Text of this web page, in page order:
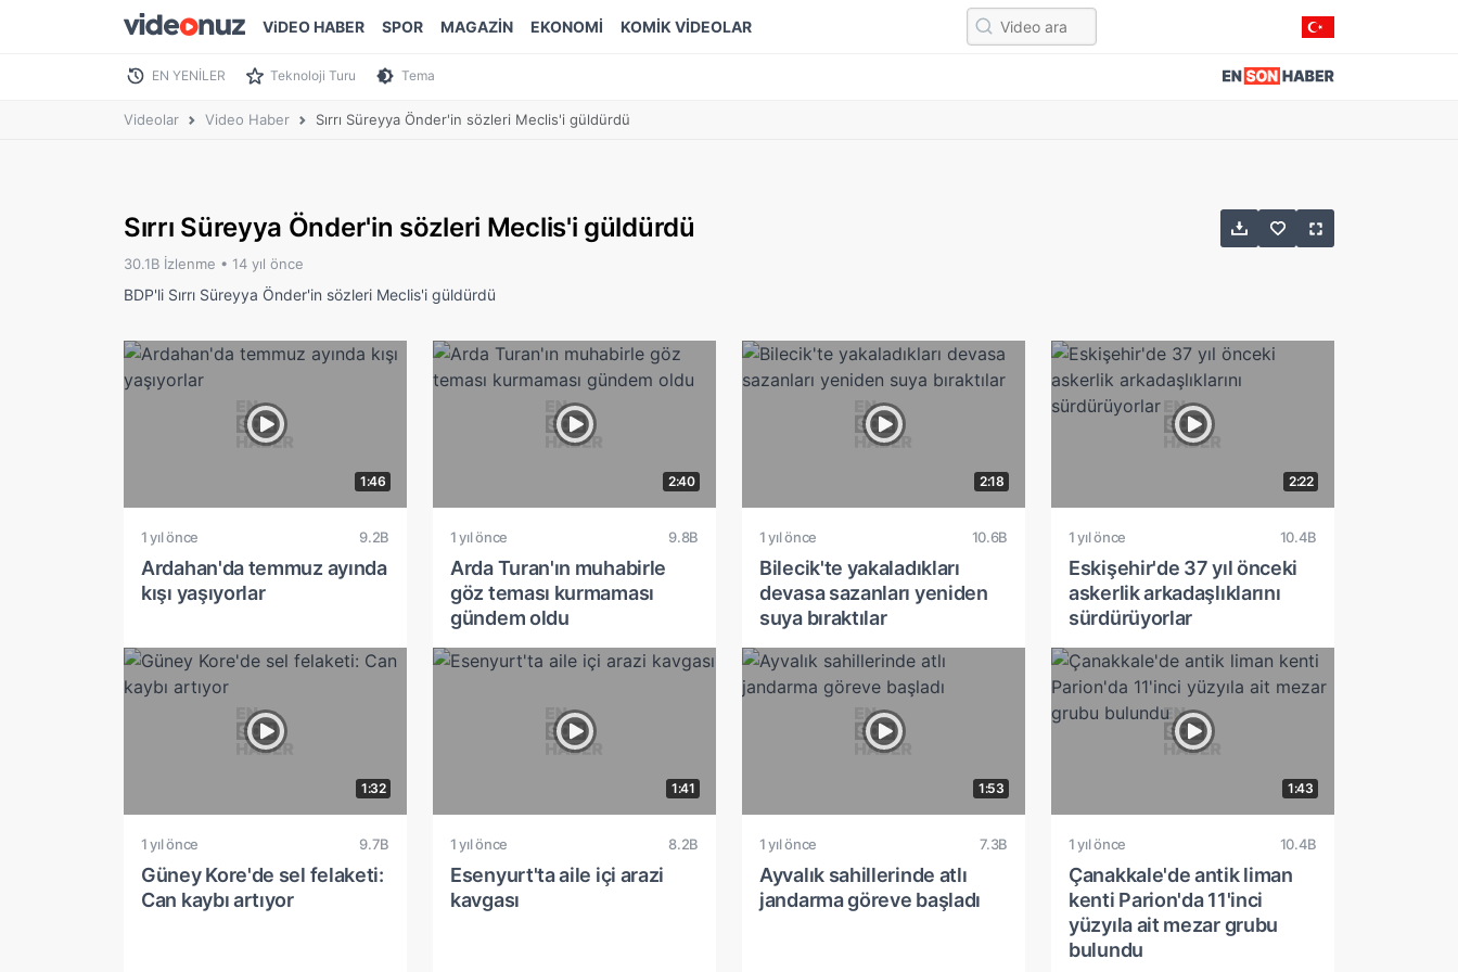
ViDEO HABER SPOR MAGAZİN EKONOMİ KOMİK VİDEOLAR
EN YENİLER Teknoloji Turu Tema
Videolar Video Haber Sırrı Süreyya Önder'in sözleri Meclis'i güldürdü
Sırrı Süreyya Önder'in sözleri Meclis'i güldürdü
30.1B İzlenme • 14 yıl önce
BDP'li Sırrı Süreyya Önder'in sözleri Meclis'i güldürdü
1:46
1 yıl önce 9.2B
Ardahan'da temmuz ayında
kışı yaşıyorlar
2:40
1 yıl önce 9.8B
Arda Turan'ın muhabirle
göz teması kurmaması
gündem oldu
2:18
1 yıl önce 10.6B
Bilecik'te yakaladıkları
devasa sazanları yeniden
suya bıraktılar
2:22
1 yıl önce 10.4B
Eskişehir'de 37 yıl önceki
askerlik arkadaşlıklarını
sürdürüyorlar
1:32
1 yıl önce 9.7B
Güney Kore'de sel felaketi:
Can kaybı artıyor
1:41
1 yıl önce 8.2B
Esenyurt'ta aile içi arazi
kavgası
1:53
1 yıl önce 7.3B
Ayvalık sahillerinde atlı
jandarma göreve başladı
1:43
1 yıl önce 10.4B
Çanakkale'de antik liman
kenti Parion'da 11'inci
yüzyıla ait mezar grubu
bulundu